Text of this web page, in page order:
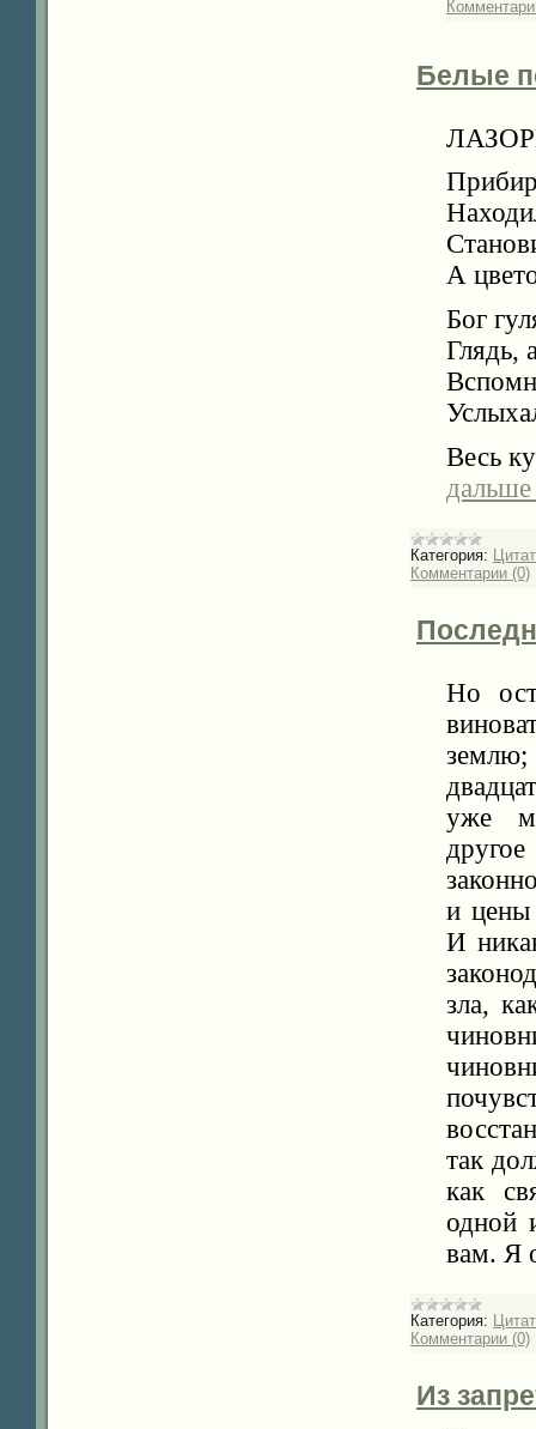
Белые
А
Бог
Глядь,
Весь
Категория:
Комментарии (0)
Но
землю;
уже
и цены
И
зла,
так
как
одной
вам. Я
Категория:
Комментарии (0)
Из